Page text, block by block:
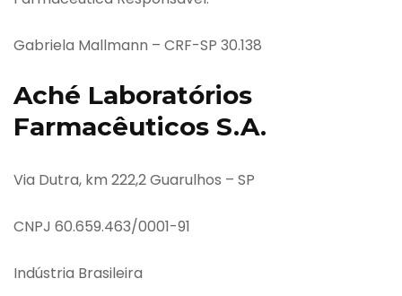
Gabriela Mallmann – CRF-SP 30.138
Aché Laboratórios
Farmacêuticos S.A.
Via Dutra, km 222,2 Guarulhos – SP
CNPJ 60.659.463/0001-91
Indústria Brasileira